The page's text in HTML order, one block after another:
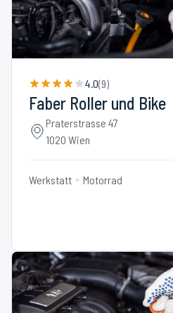
4.0(9)
Faber Roller und Bike
Praterstrasse 47
1020 Wien
Werkstatt Motorrad